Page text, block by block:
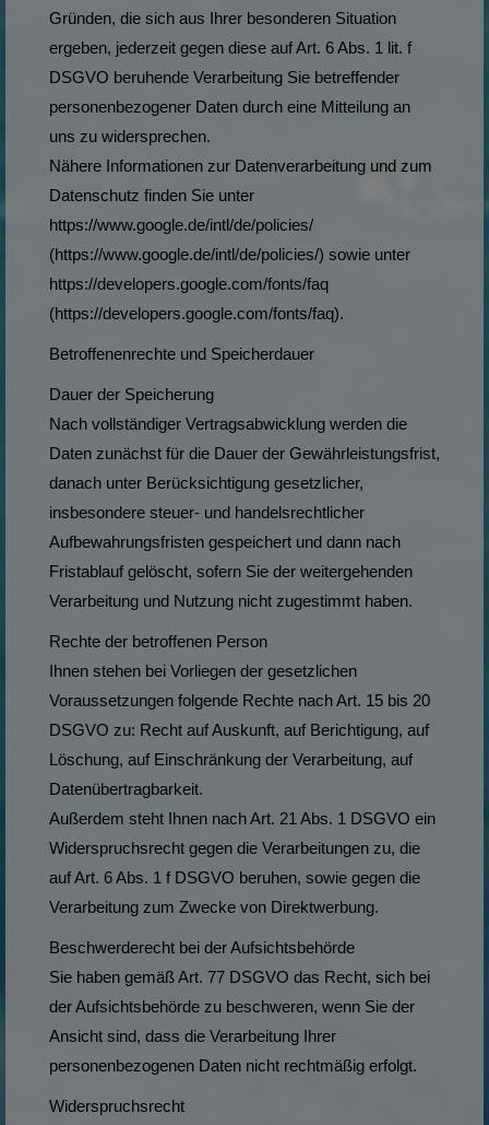
Gründen, die sich aus Ihrer besonderen Situation
ergeben, jederzeit gegen diese auf Art. 6 Abs. 1 lit. f
DSGVO beruhende Verarbeitung Sie betreffender
personenbezogener Daten durch eine Mitteilung an
uns zu widersprechen.
Nähere Informationen zur Datenverarbeitung und zum
Datenschutz finden Sie unter
https://www.google.de/intl/de/policies/
(https://www.google.de/intl/de/policies/) sowie unter
https://developers.google.com/fonts/faq
(https://developers.google.com/fonts/faq).
Betroffenenrechte und Speicherdauer
Dauer der Speicherung
Nach vollständiger Vertragsabwicklung werden die
Daten zunächst für die Dauer der Gewährleistungsfrist,
danach unter Berücksichtigung gesetzlicher,
insbesondere steuer- und handelsrechtlicher
Aufbewahrungsfristen gespeichert und dann nach
Fristablauf gelöscht, sofern Sie der weitergehenden
Verarbeitung und Nutzung nicht zugestimmt haben.
Rechte der betroffenen Person
Ihnen stehen bei Vorliegen der gesetzlichen
Voraussetzungen folgende Rechte nach Art. 15 bis 20
DSGVO zu: Recht auf Auskunft, auf Berichtigung, auf
Löschung, auf Einschränkung der Verarbeitung, auf
Datenübertragbarkeit.
Außerdem steht Ihnen nach Art. 21 Abs. 1 DSGVO ein
Widerspruchsrecht gegen die Verarbeitungen zu, die
auf Art. 6 Abs. 1 f DSGVO beruhen, sowie gegen die
Verarbeitung zum Zwecke von Direktwerbung.
Beschwerderecht bei der Aufsichtsbehörde
Sie haben gemäß Art. 77 DSGVO das Recht, sich bei
der Aufsichtsbehörde zu beschweren, wenn Sie der
Ansicht sind, dass die Verarbeitung Ihrer
personenbezogenen Daten nicht rechtmäßig erfolgt.
Widerspruchsrecht